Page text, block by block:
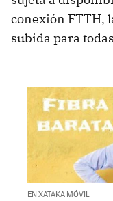
conexión FTTH,
subida para
EN XATAKA MÓVIL